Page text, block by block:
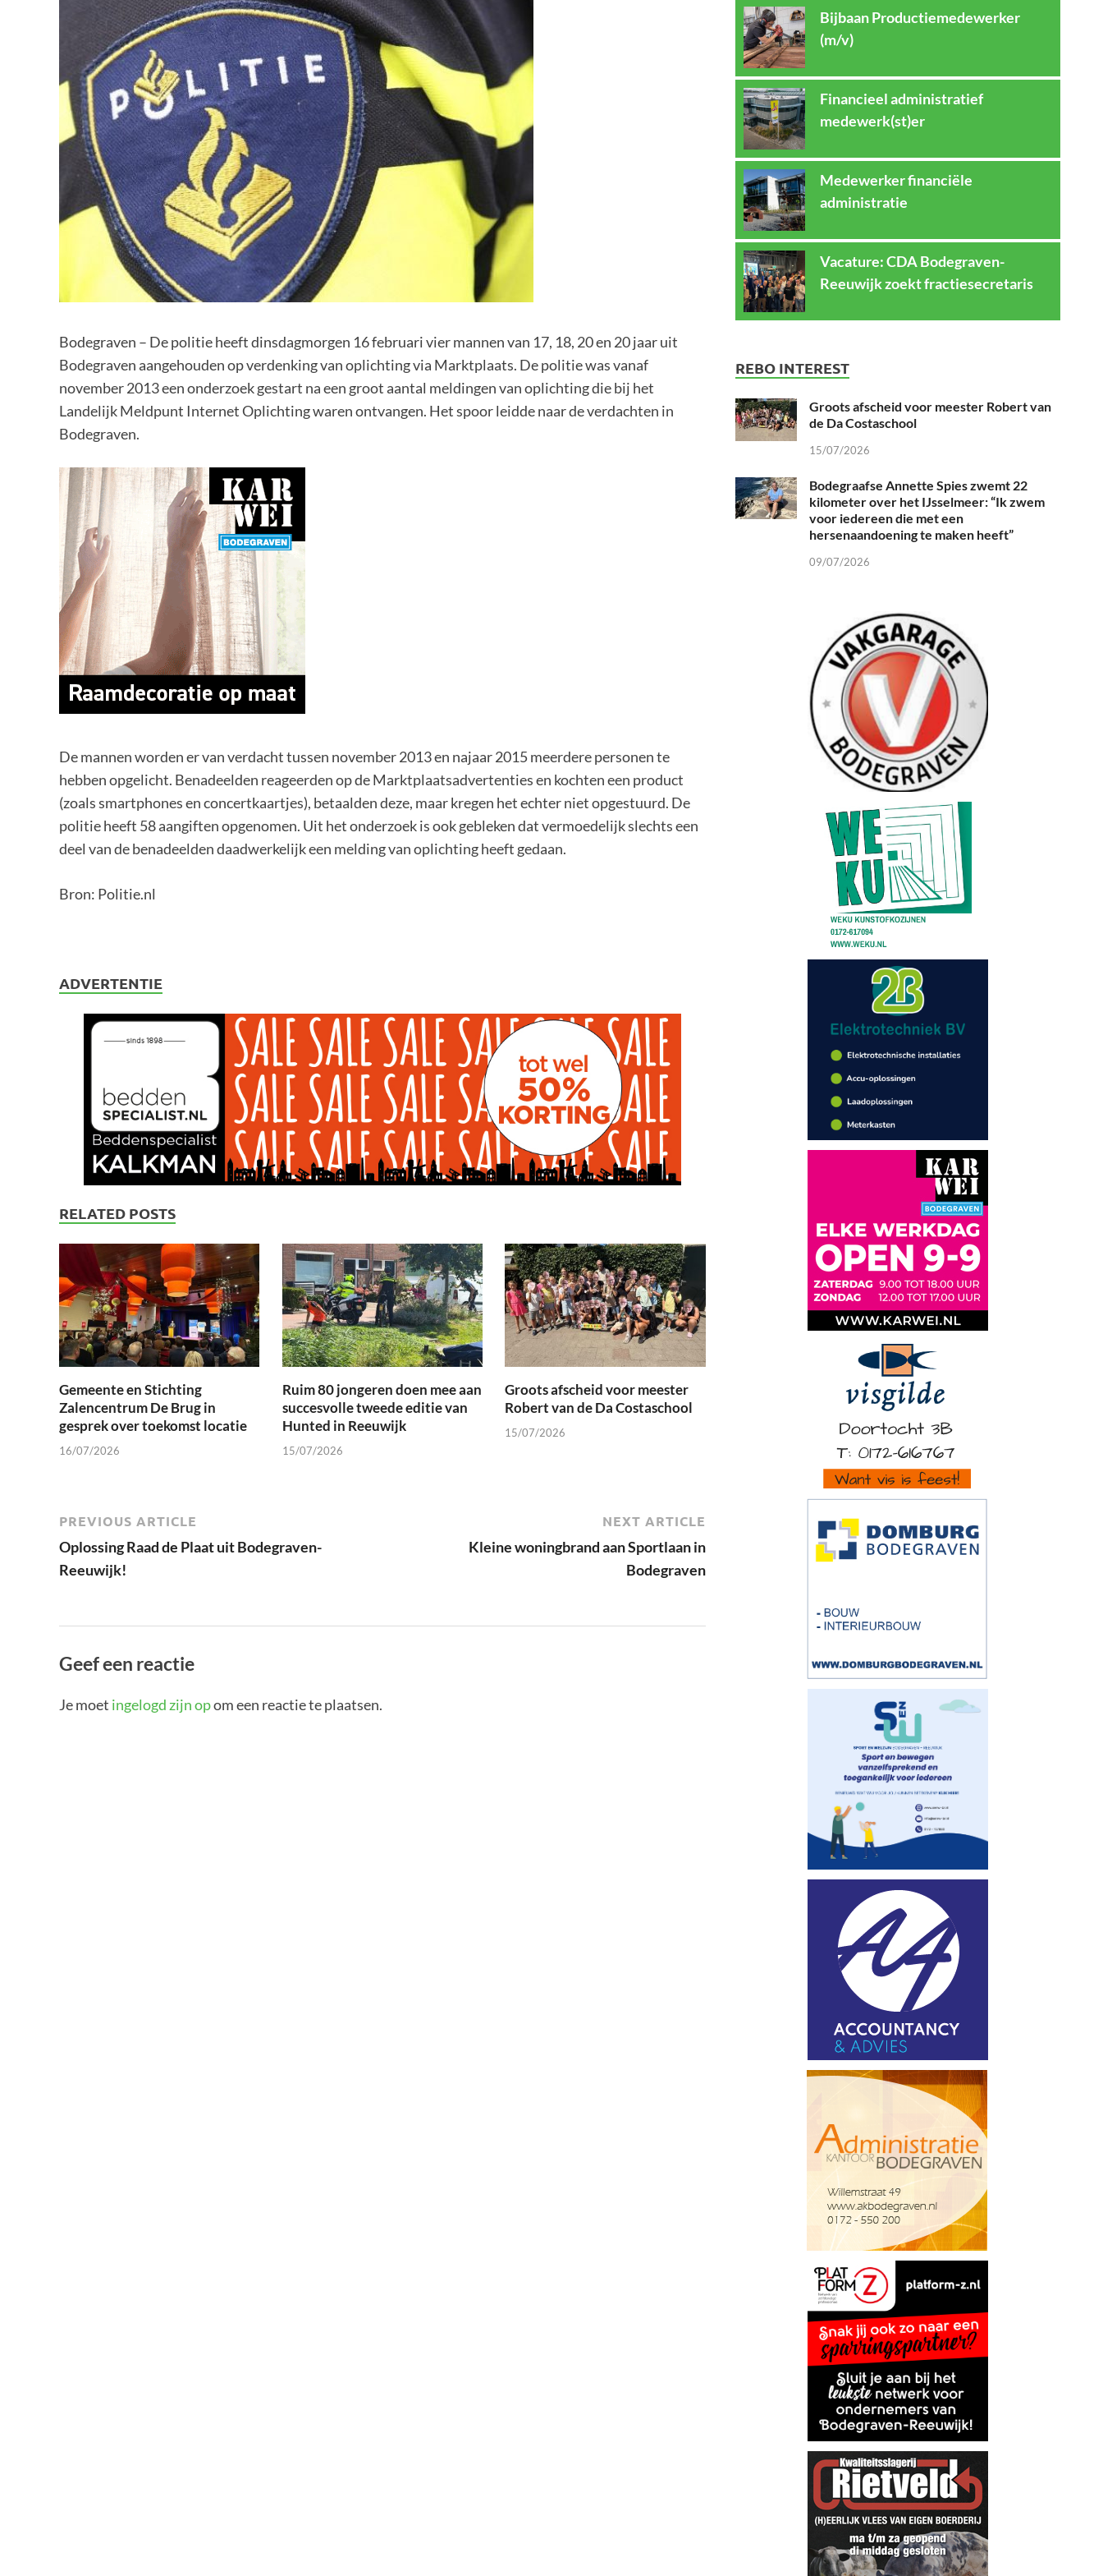
Bodegraven – De politie heeft dinsdagmorgen 16 februari vier mannen van 17, 18, 20 en 20 jaar uit
Bodegraven aangehouden op verdenking van oplichting via Marktplaats. De politie was vanaf
november 2013 een onderzoek gestart na een groot aantal meldingen van oplichting die bij het
Landelijk Meldpunt Internet Oplichting waren ontvangen. Het spoor leidde naar de verdachten in
Bodegraven.
De mannen worden er van verdacht tussen november 2013 en najaar 2015 meerdere personen te
hebben opgelicht. Benadeelden reageerden op de Marktplaatsadvertenties en kochten een product
(zoals smartphones en concertkaartjes), betaalden deze, maar kregen het echter niet opgestuurd. De
politie heeft 58 aangiften opgenomen. Uit het onderzoek is ook gebleken dat vermoedelijk slechts een
deel van de benadeelden daadwerkelijk een melding van oplichting heeft gedaan.
Bron: Politie.nl
ADVERTENTIE
RELATED POSTS
Gemeente en Stichting
Zalencentrum De Brug in
gesprek over toekomst locatie
16/07/2026
Ruim 80 jongeren doen mee aan
succesvolle tweede editie van
Hunted in Reeuwijk
15/07/2026
Groots afscheid voor meester
Robert van de Da Costaschool
15/07/2026
PREVIOUS ARTICLE
Oplossing Raad de Plaat uit Bodegraven-
Reeuwijk!
NEXT ARTICLE
Kleine woningbrand aan Sportlaan in
Bodegraven
Geef een reactie
Je moet ingelogd zijn opom een reactie te plaatsen.
Bijbaan Productiemedewerker
(m/v)
Financieel administratief
medewerk(st)er
Medewerker financiële
administratie
Vacature: CDA Bodegraven-
Reeuwijk zoekt fractiesecretaris
REBO INTEREST
Groots afscheid voor meester Robert van
de Da Costaschool
15/07/2026
Bodegraafse Annette Spies zwemt 22
kilometer over het IJsselmeer: “Ik zwem
voor iedereen die met een
hersenaandoening te maken heeft”
09/07/2026